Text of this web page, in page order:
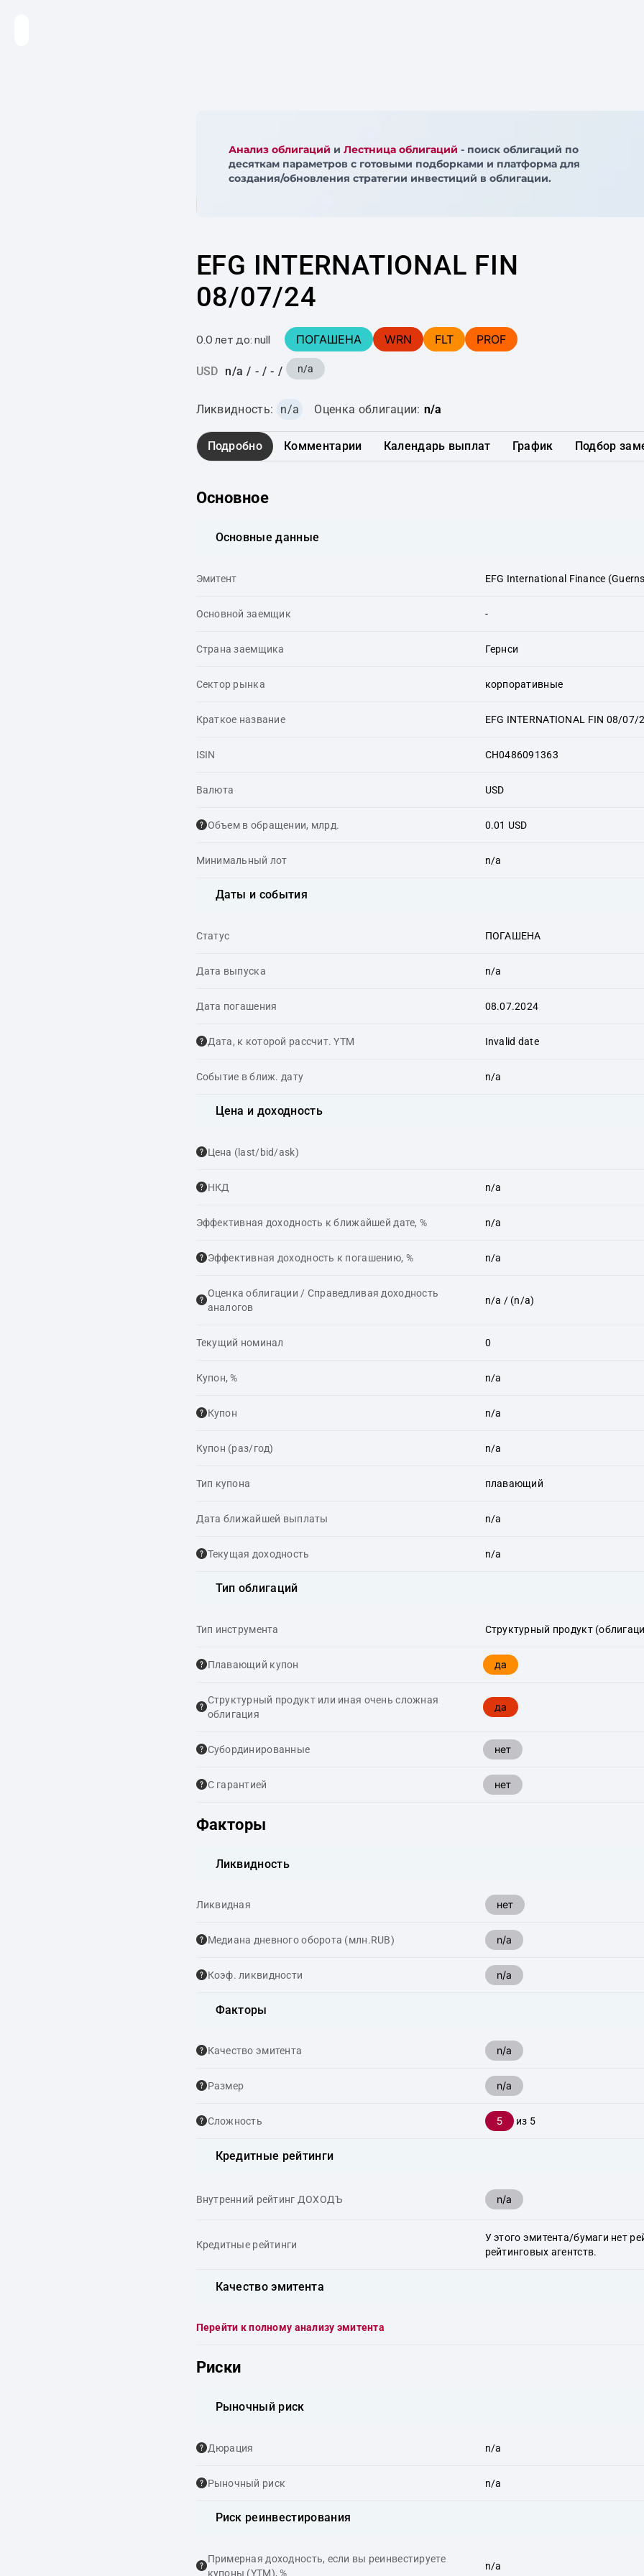
Анализ облигаций и Лестница облигаций - поиск облигаций по
десяткам параметров с готовыми подборками и платформа для
создания/обновления стратегии инвестиций в облигации.
EFG INTERNATIONAL FIN
08/07/24
0.0 лет до: null ПОГАШЕНА WRN FLT PROF
USD n/a / - / - / n/a
Ликвидность: n/a Оценка облигации: n/a
Подробно Комментарии Календарь выплат График Подбор
Основное
Основные данные
Эмитент EFG International Finance
Основной заемщик -
Страна заемщика Гернси
Сектор рынка корпоративные
Краткое название EFG INTERNATIONAL FIN 08/07/
ISIN CH0486091363
Валюта USD
Объем в обращении, млрд. 0.01 USD
Минимальный лот n/a
Даты и события
Статус ПОГАШЕНА
Дата выпуска n/a
Дата погашения 08.07.2024
Дата, к которой рассчит. YTM Invalid date
Событие в ближ. дату n/a
Цена и доходность
Цена (last/bid/ask)
НКД n/a
Эффективная доходность к ближайшей дате, % n/a
Эффективная доходность к погашению, % n/a
Оценка облигации / Справедливая доходность
аналогов
n/a / (n/a)
Текущий номинал 0
Купон, % n/a
Купон n/a
Купон (раз/год) n/a
Тип купона плавающий
Дата ближайшей выплаты n/a
Текущая доходность n/a
Тип облигаций
Тип инструмента Структурный продукт
Плавающий купон да
Структурный продукт или иная очень сложная
облигация
да
Cубординированные нет
С гарантией нет
Факторы
Ликвидность
Ликвидная нет
Медиана дневного оборота (млн.RUB) n/a
Коэф. ликвидности n/a
Факторы
Качество эмитента n/a
Размер n/a
Сложность 5 из 5
Кредитные рейтинги
Внутренний рейтинг ДОХОДЪ n/a
Кредитные рейтинги
У этого эмитента/бумаги нет
рейтинговых агентств.
Качество эмитента
Перейти к полному анализу эмитента
Риски
Рыночный риск
Дюрация n/a
Рыночный риск n/a
Риск реинвестирования
Примерная доходность, если вы реинвестируете
купоны (YTM), %
n/a